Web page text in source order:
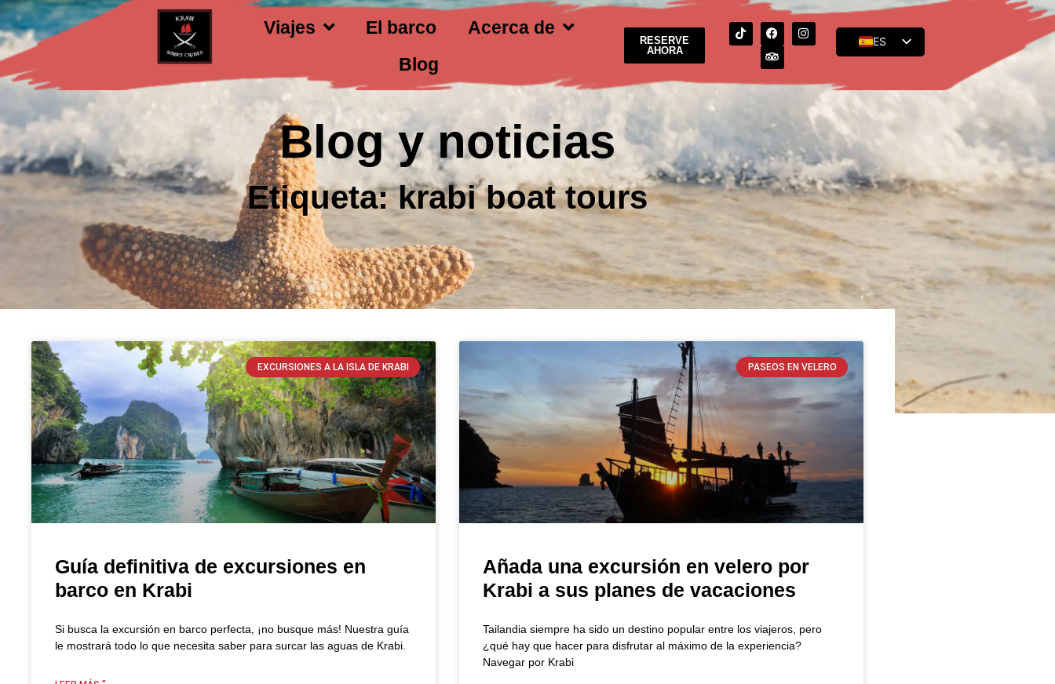
Viajes El barco
Acerca de
Blog
RESERVE
AHORA
ES
FR
Blog y noticias
Etiqueta: krabi boat tours
EXCURSIONES A LA ISLA DE KRABI
Guía definitiva de excursiones en
barco en Krabi
Si busca la excursión en barco perfecta, ¡no busque más! Nuestra guía
le mostrará todo lo que necesita saber para surcar las aguas de Krabi.
PASEOS EN VELERO
Añada una excursión en velero por
Krabi a sus planes de vacaciones
Tailandia siempre ha sido un destino popular entre los viajeros, pero
¿qué hay que hacer para disfrutar al máximo de la experiencia?
Navegar por Krabi